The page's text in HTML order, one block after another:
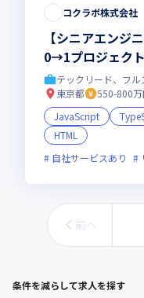
コクラボ株式会社
【シニアエンジ
0→1プロジェク
テックリード、フ
東京都
550-800
JavaScript
HTML
自社サービスあり
前へ
条件を減らして求人を探す